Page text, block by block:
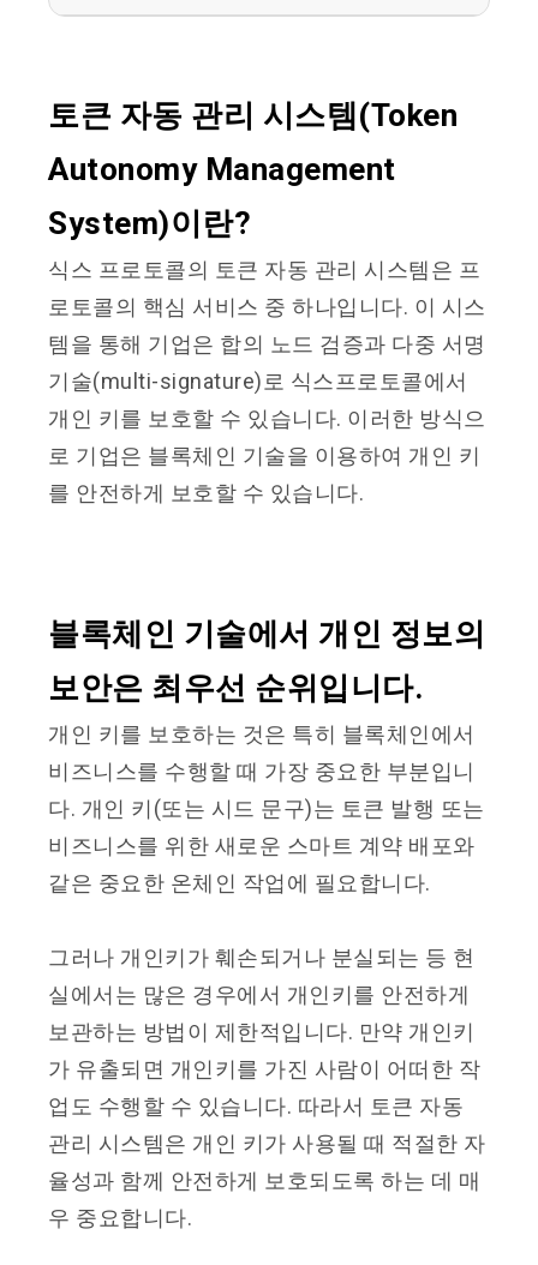
토큰 자동 관리 시스템(Token
Autonomy Management
System)이란?
식스 프로토콜의 토큰 자동 관리 시스템은 프
로토콜의 핵심 서비스 중 하나입니다. 이 시스
템을 통해 기업은 합의 노드 검증과 다중 서명
기술(multi-signature)로 식스프로토콜에서
개인 키를 보호할 수 있습니다. 이러한 방식으
로 기업은 블록체인 기술을 이용하여 개인 키
를 안전하게 보호할 수 있습니다.
블록체인 기술에서 개인 정보의
보안은 최우선 순위입니다.
개인 키를 보호하는 것은 특히 블록체인에서
비즈니스를 수행할 때 가장 중요한 부분입니
다. 개인 키(또는 시드 문구)는 토큰 발행 또는
비즈니스를 위한 새로운 스마트 계약 배포와
같은 중요한 온체인 작업에 필요합니다.
그러나 개인키가 훼손되거나 분실되는 등 현
실에서는 많은 경우에서 개인키를 안전하게
보관하는 방법이 제한적입니다. 만약 개인키
가 유출되면 개인키를 가진 사람이 어떠한 작
업도 수행할 수 있습니다. 따라서 토큰 자동
관리 시스템은 개인 키가 사용될 때 적절한 자
율성과 함께 안전하게 보호되도록 하는 데 매
우 중요합니다.